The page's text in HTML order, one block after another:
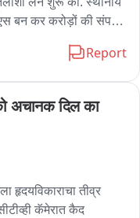
बन कर करोड़ों की संपत्ति
को हिरासत में लेते हुए
घर से कई महत्वपूर्ण
से जब आधिकारिक रूप से
ने किस आधार पर कार्रवाई
Report
अचानक दिल का
हृदयविकाराचा तीव्र
कॅमेरात कैद